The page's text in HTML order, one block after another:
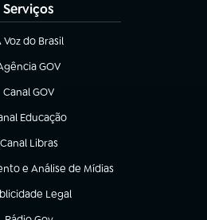
Serviços
Voz do Brasil
em nova aba)
GOV
em nova aba)
Canal GOV
(abre em nova aba)
Educação
em nova aba)
Canal Libras
(abre em nova aba)
e Análise de Mídias
aba)
Legal
em nova aba)